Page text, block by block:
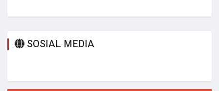
SOSIAL MEDIA